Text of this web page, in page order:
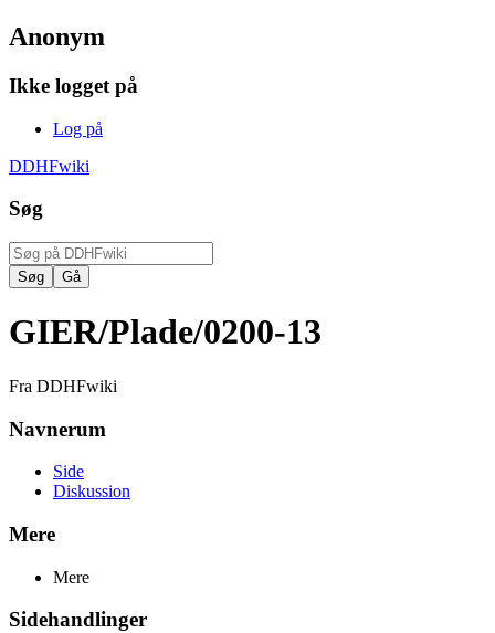
Anonym
Ikke logget på
Log på
DDHFwiki
Søg
GIER/Plade/0200-13
Fra DDHFwiki
Navnerum
Side
Diskussion
Mere
Mere
Sidehandlinger